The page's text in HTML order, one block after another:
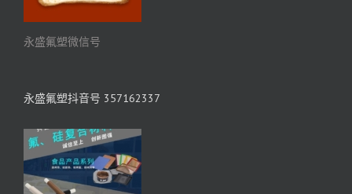
永盛氟塑微信号
永盛氟塑抖音号 357162337